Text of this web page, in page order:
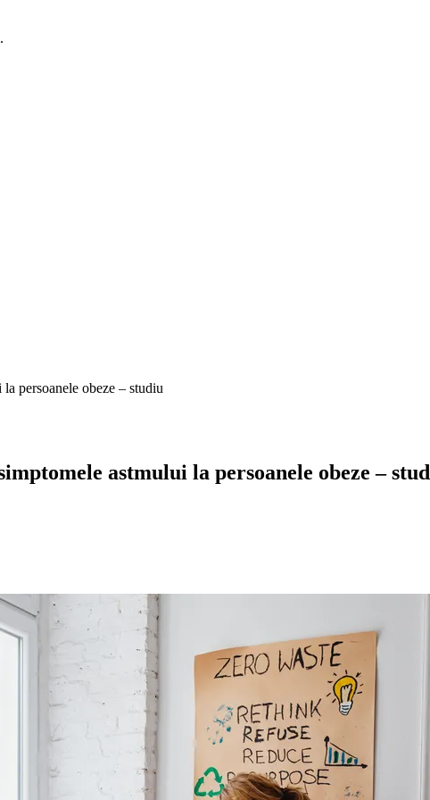
persoanele obeze – studiu
astmului la persoanele obeze –